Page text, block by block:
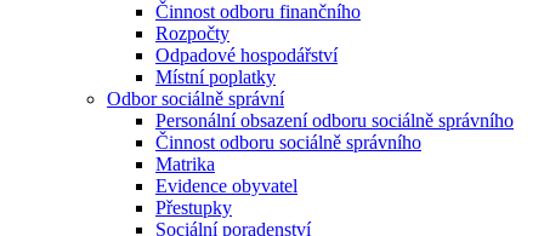
Činnost odboru finančního
Rozpočty
Odpadové hospodářství
Místní poplatky
Odbor sociálně správní
Personální obsazení odboru sociálně správního
Činnost odboru sociálně správního
Matrika
Evidence obyvatel
Přestupky
Sociální poradenství